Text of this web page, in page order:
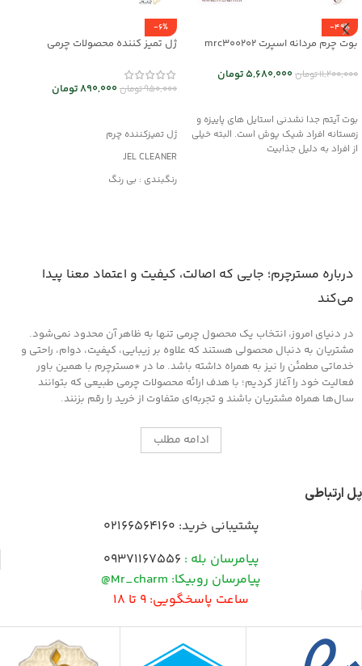
-49%
بوت چرم مردانه اسپرت mrc300202
11,200,000تومان5,680,000تومان
بوت آیتم جدا نشدنی استایل های پاییزه و
زمستانه افراد شیک پوش است. البته خیلی
از افراد به دلیل جذابیت
-6%
ژل تمیز کننده محصولات چرمی
950,000تومان890,000تومان
ژل تمیزکننده چرم
JEL CLEANER
رنگبندی : بی رنگ
درباره مسترچرم؛ جایی که اصالت، کیفیت و اعتماد معنا پیدا
می‌کند
در دنیای امروز، انتخاب یک محصول چرمی تنها به ظاهر آن محدود نمی‌شود.
مشتریان به دنبال محصولی هستند که علاوه بر زیبایی، کیفیت، دوام، راحتی و
خدماتی مطمئن را نیز به همراه داشته باشد. ما در *مسترچرم با همین باور
فعالیت خود را آغاز کردیم؛ با هدف ارائه محصولات چرمی طبیعی که بتوانند
سال‌ها همراه مشتریان باشند و تجربه‌ای متفاوت از خرید را رقم بزنند.
ادامه مطلب
پل ارتباطی
پشتیبانی خرید: 02166564160
پیامرسان بله : 09371167556
پیامرسان روبیکا: Mr_charm@
ساعت پاسخگویی: 9 تا 18